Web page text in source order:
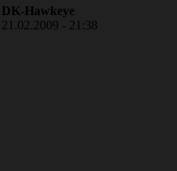
DK-Hawkeye
21.02.2009 - 21:38